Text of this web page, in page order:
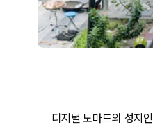
디지털 노마드의 성지